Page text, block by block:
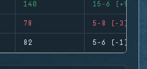
140 15-6 (+9)
78 5-8 (-3)
82 5-6 (-1)